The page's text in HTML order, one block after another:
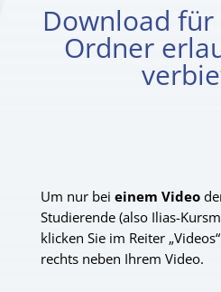
Download für
Ordner
Um nur bei einem Video
Studierende (also Ilias-
klicken Sie im Reiter
rechts neben Ihrem Video.